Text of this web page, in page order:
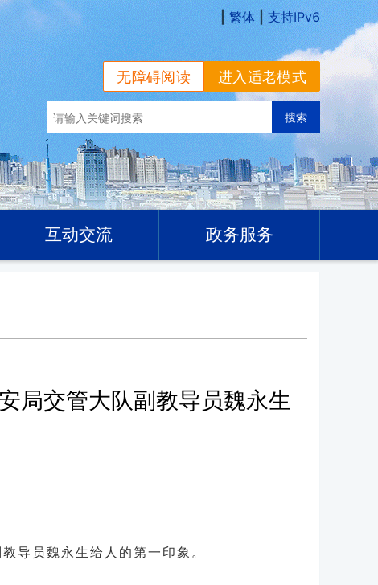
繁体 | 支持IPv6
进入适老模式
无障碍阅读
互动交流 政务服务
局交管大队副教导员魏永生
导员魏永生给人的第一印象。